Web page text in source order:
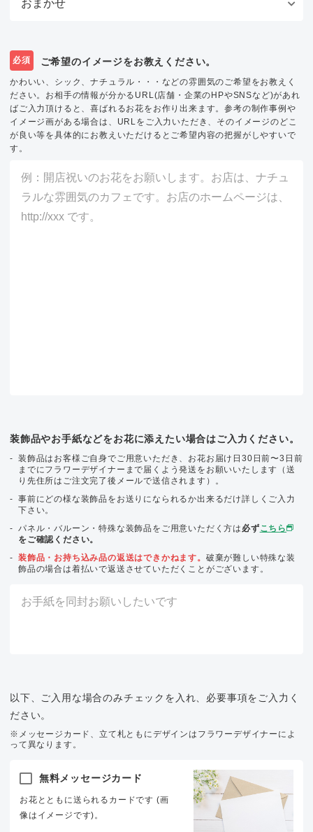
必須 ご希望のイメージをお教えください。
かわいい、シック、ナチュラル・・・などの雰囲気のご希望をお教えく
ださい。お相手の情報が分かるURL(店舗・企業のHPやSNSなど)があれ
ばご入力頂けると、喜ばれるお花をお作り出来ます。参考の制作事例や
イメージ画がある場合は、URLをご入力いただき、そのイメージのどこ
が良い等を具体的にお教えいただけるとご希望内容の把握がしやすいで
す。
装飾品やお手紙などをお花に添えたい場合はご入力ください。
装飾品はお客様ご自身でご用意いただき、お花お届け日30日前〜3日前
までにフラワーデザイナーまで届くよう発送をお願いいたします（送
り先住所はご注文完了後メールで送信されます）。
事前にどの様な装飾品をお送りになられるか出来るだけ詳しくご入力
下さい。
パネル・バルーン・特殊な装飾品をご用意いただく方は 必ずこちら
をご確認ください。
装飾品・お持ち込み品の返送はできかねます。 破棄が難しい特殊な装
飾品の場合は着払いで返送させていただくことがございます。
以下、ご入用な場合のみチェックを入れ、必要事項をご入力く
ださい。
※メッセージカード、立て札ともにデザインはフラワーデザイナーによ
って異なります。
無料メッセージカード
お花とともに送られるカードです (画
像はイメージです)。